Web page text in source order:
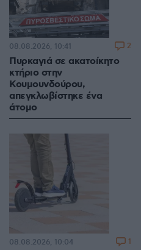
Πυρκαγιά σε ακατοίκητο
κτήριο στην
Κουμουνδούρου,
απεγκλωβίστηκε ένα
άτομο
08.08.2026, 10:41 2
08.08.2026, 10:04 1